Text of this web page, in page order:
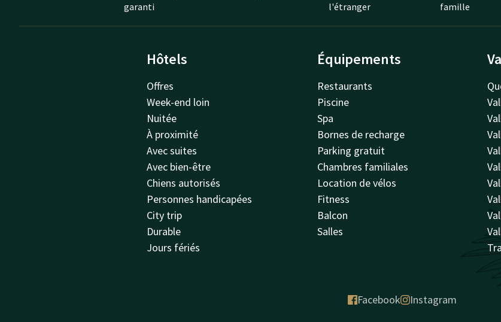
garanti
l'étranger
famille
Hôtels
Offres
Week-end loin
Nuitée
À proximité
Avec suites
Avec bien-être
Chiens autorisés
Personnes handicapées
City trip
Durable
Jours fériés
Équipements
Restaurants
Piscine
Spa
Bornes de recharge
Parking gratuit
Chambres familiales
Location de vélos
Fitness
Balcon
Salles
Facebook Instagram